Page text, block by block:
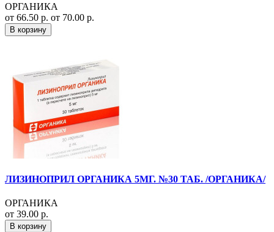
ОРГАНИКА
от 66.50 р. от 70.00 р.
В корзину
ЛИЗИНОПРИЛ ОРГАНИКА 5МГ. №30 ТАБ. /ОРГАНИКА/
ОРГАНИКА
от 39.00 р.
В корзину